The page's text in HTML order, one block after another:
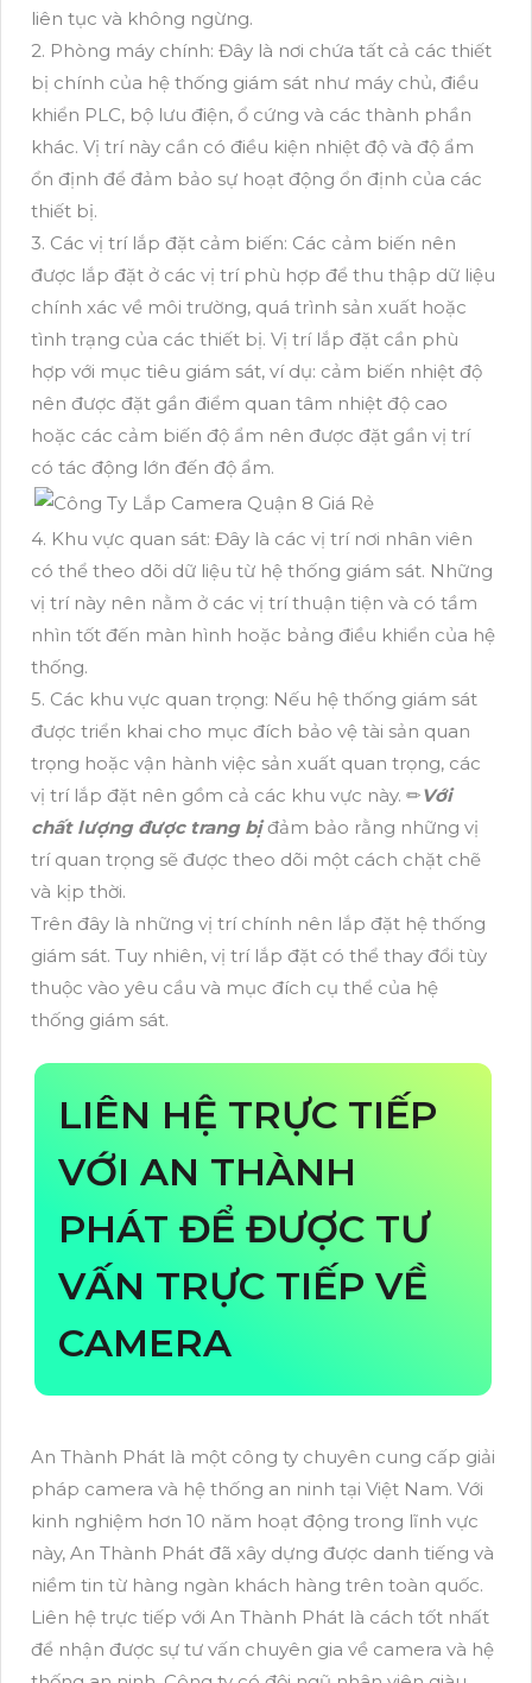
liên tục và không ngừng.
2. Phòng máy chính: Đây là nơi chứa tất cả các thiết
bị chính của hệ thống giám sát như máy chủ, điều
khiển PLC, bộ lưu điện, ổ cứng và các thành phần
khác. Vị trí này cần có điều kiện nhiệt độ và độ ẩm
ổn định để đảm bảo sự hoạt động ổn định của các
thiết bị.
3. Các vị trí lắp đặt cảm biến: Các cảm biến nên
được lắp đặt ở các vị trí phù hợp để thu thập dữ liệu
chính xác về môi trường, quá trình sản xuất hoặc
tình trạng của các thiết bị. Vị trí lắp đặt cần phù
hợp với mục tiêu giám sát, ví dụ: cảm biến nhiệt độ
nên được đặt gần điểm quan tâm nhiệt độ cao
hoặc các cảm biến độ ẩm nên được đặt gần vị trí
có tác động lớn đến độ ẩm.
4. Khu vực quan sát: Đây là các vị trí nơi nhân viên
có thể theo dõi dữ liệu từ hệ thống giám sát. Những
vị trí này nên nằm ở các vị trí thuận tiện và có tầm
nhìn tốt đến màn hình hoặc bảng điều khiển của hệ
thống.
5. Các khu vực quan trọng: Nếu hệ thống giám sát
được triển khai cho mục đích bảo vệ tài sản quan
trọng hoặc vận hành việc sản xuất quan trọng, các
vị trí lắp đặt nên gồm cả các khu vực này. ✏Với
chất lượng được trang bịđảm bảo rằng những vị
trí quan trọng sẽ được theo dõi một cách chặt chẽ
và kịp thời.
Trên đây là những vị trí chính nên lắp đặt hệ thống
giám sát. Tuy nhiên, vị trí lắp đặt có thể thay đổi tùy
thuộc vào yêu cầu và mục đích cụ thể của hệ
thống giám sát.
LIÊN HỆ TRỰC TIẾP
VỚI AN THÀNH
PHÁT ĐỂ ĐƯỢC TƯ
VẤN TRỰC TIẾP VỀ
CAMERA
An Thành Phát là một công ty chuyên cung cấp giải
pháp camera và hệ thống an ninh tại Việt Nam. Với
kinh nghiệm hơn 10 năm hoạt động trong lĩnh vực
này, An Thành Phát đã xây dựng được danh tiếng và
niềm tin từ hàng ngàn khách hàng trên toàn quốc.
Liên hệ trực tiếp với An Thành Phát là cách tốt nhất
để nhận được sự tư vấn chuyên gia về camera và hệ